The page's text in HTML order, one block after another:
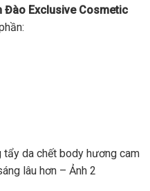
Đào Exclusive Cosmetic
tẩy da chết body hương cam
lâu hơn – Ảnh 2